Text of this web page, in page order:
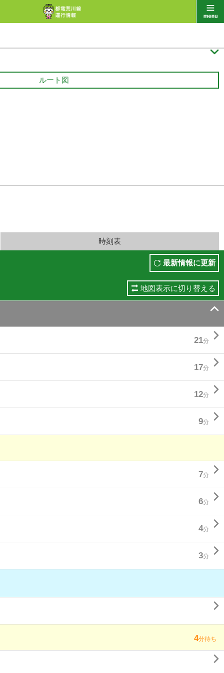

ルート図
時刻表
最新情報に更新
地図表示に切り替える

21分 
17分 
12分 
9分 
7分 
6分 
4分 
3分 

4分待ち
